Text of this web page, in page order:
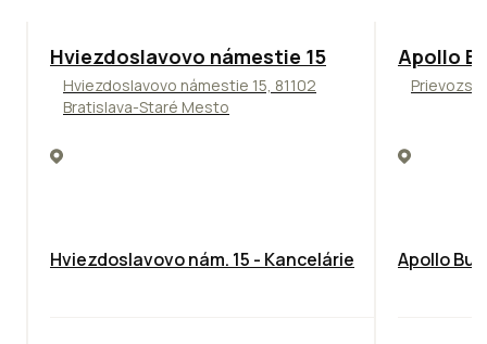
ODPORÚČAME
Hviezdoslavovo námestie 15
Hviezdoslavovo námestie 15, 81102
Bratislava-Staré Mesto
Hviezdoslavovo nám. 15 - Kancelárie
TOP
Apollo
Apollo